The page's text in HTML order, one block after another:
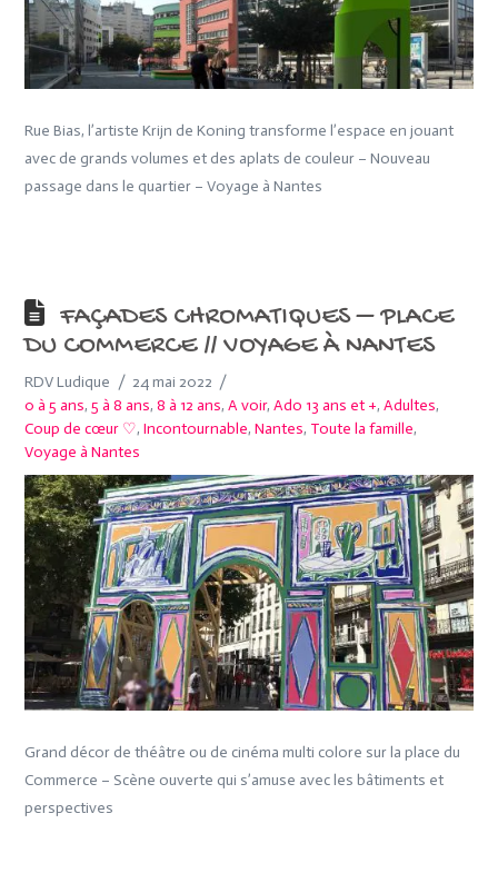
Rue Bias, l’artiste Krijn de Koning transforme l’espace en jouant
avec de grands volumes et des aplats de couleur – Nouveau
passage dans le quartier – Voyage à Nantes
FAÇADES CHROMATIQUES – PLACE
DU COMMERCE // VOYAGE À NANTES
RDV Ludique
24 mai 2022
0 à 5 ans,5 à 8 ans,8 à 12 ans,A voir,Ado 13 ans et +,Adultes,
Coup de cœur ♡,Incontournable,Nantes, Toute la famille,
Voyage à Nantes
Grand décor de théâtre ou de cinéma multi colore sur la place du
Commerce – Scène ouverte qui s’amuse avec les bâtiments et
perspectives